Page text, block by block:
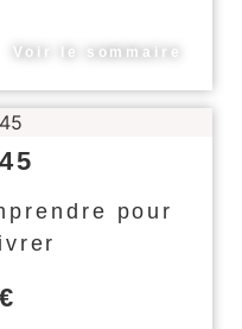
Voir le sommaire
pour
€